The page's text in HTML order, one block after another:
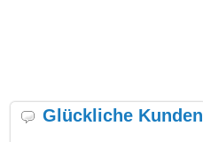
Glückliche Kunden